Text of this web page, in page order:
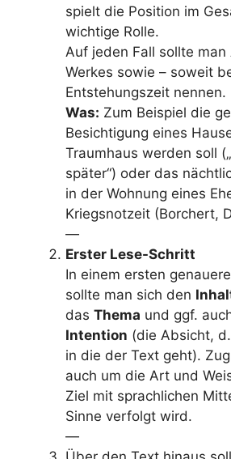
spielt die Position im
wichtige Rolle.
Auf jeden Fall sollte
Werkes sowie – soweit
Entstehungszeit nennen.
Was: Zum Beispiel die
Besichtigung eines
Traumhaus werden soll
später“) oder das
in der Wohnung eines
Kriegsnotzeit (Borchert,
—
Erster Lese-Schritt
In einem ersten
sollte man sich den
das Thema und ggf.
Intention (die Absicht,
in die der Text geht).
auch um die Art und
Ziel mit sprachlichen
Sinne verfolgt wird.
—